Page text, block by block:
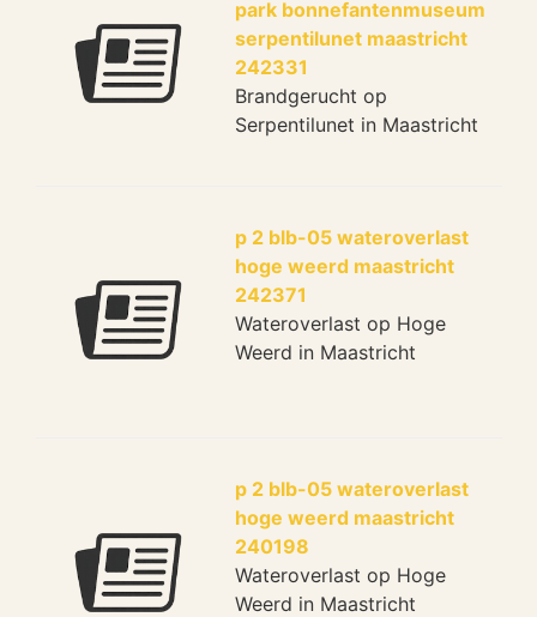
park bonnefantenmuseum
serpentilunet maastricht
242331
Brandgerucht op
Serpentilunet in Maastricht
p 2 blb-05 wateroverlast
hoge weerd maastricht
242371
Wateroverlast op Hoge
Weerd in Maastricht
p 2 blb-05 wateroverlast
hoge weerd maastricht
240198
Wateroverlast op Hoge
Weerd in Maastricht